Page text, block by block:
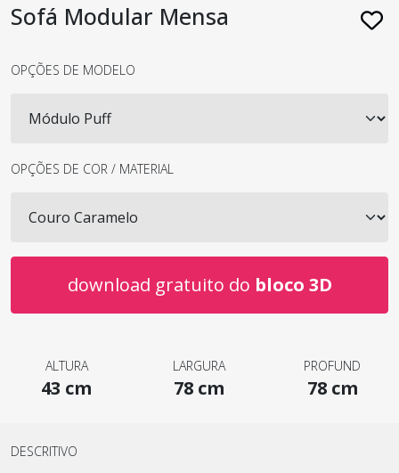
Sofá Modular Mensa
OPÇÕES DE MODELO
OPÇÕES DE COR / MATERIAL
download gratuito do bloco 3D
ALTURA
43 cm
LARGURA
78 cm
PROFUND
78 cm
DESCRITIVO